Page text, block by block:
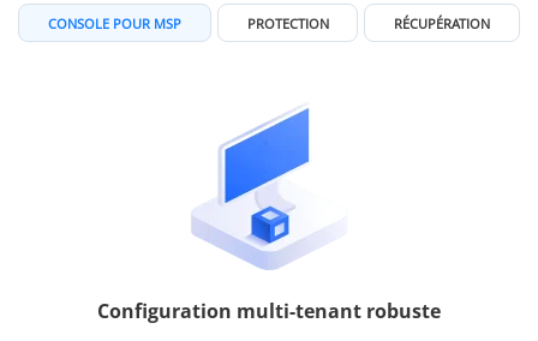
CONSOLE POUR MSP PROTECTION RÉCUPÉRATION
Configuration multi-tenant robuste